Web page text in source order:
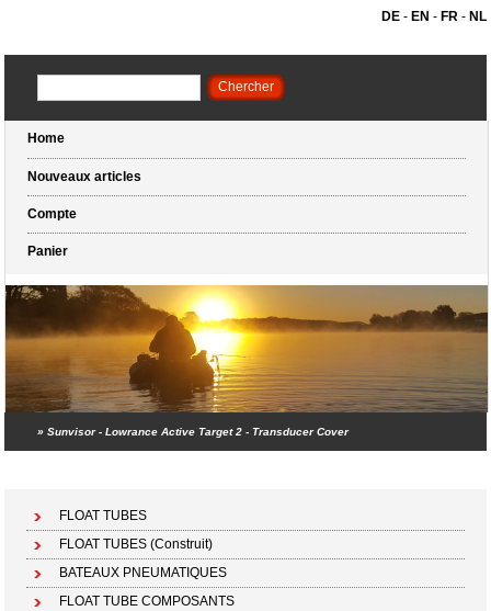
DE- EN - FR- NL
Home
Nouveaux articles
Compte
Panier
»Sunvisor - Lowrance Active Target 2 - Transducer Cover
FLOAT TUBES
FLOAT TUBES (Construit)
BATEAUX PNEUMATIQUES
FLOAT TUBE COMPOSANTS